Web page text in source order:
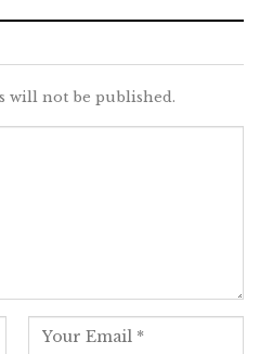
will not be published.